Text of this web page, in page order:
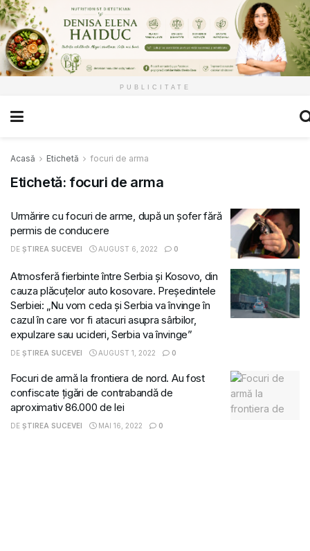
PUBLICITATE
Acasă Etichetă focuri de arma
Etichetă: focuri de arma
Urmărire cu focuri de arme, după un șofer fără
permis de conducere
DE ȘTIREA SUCEVEI AUGUST 6, 2022 0
Atmosferă fierbinte între Serbia și Kosovo, din
cauza plăcuțelor auto kosovare. Președintele
Serbiei: „Nu vom ceda și Serbia va învinge în
cazul în care vor fi atacuri asupra sârbilor,
expulzare sau ucideri, Serbia va învinge”
DE ȘTIREA SUCEVEI AUGUST 1, 2022 0
Focuri de armă la frontiera de nord. Au fost
confiscate țigări de contrabandă de
aproximativ 86.000 de lei
DE ȘTIREA SUCEVEI MAI 16, 2022 0